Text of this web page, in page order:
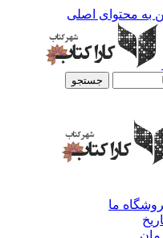
به محتوای اصلی
جستجو
ما